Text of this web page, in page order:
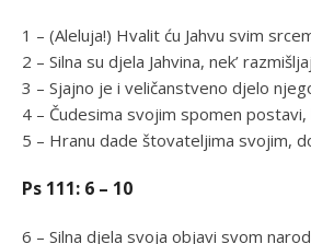
1 – (Aleluja!) Hvalit ću Jahvu svim
2 – Silna su djela Jahvina, nek’
3 – Sjajno je i veličanstveno djelo
4 – Čudesima svojim spomen postavi,
5 – Hranu dade štovateljima svojim,
Ps 111: 6 – 10
6 – Silna djela svoja objavi svom